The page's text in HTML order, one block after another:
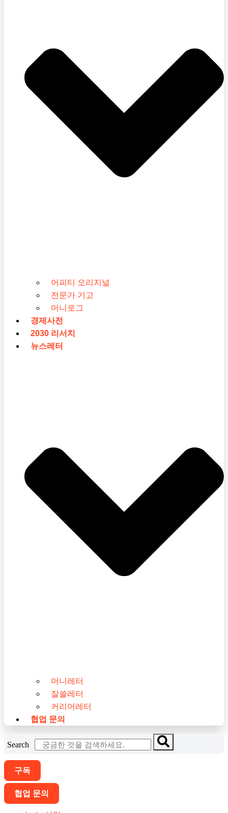
어피티 오리지널
전문가 기고
머니로그
경제사전
2030 리서치
뉴스레터
머니레터
잘쓸레터
커리어레터
협업 문의
Search
구독
협업 문의